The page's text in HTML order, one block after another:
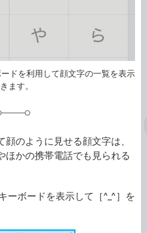
ドを利用して顔文字の一覧を表示
ます。
のように見せる顔文字は、
ほかの携帯電話でも見られる
ーボードを表示して［^_^］を